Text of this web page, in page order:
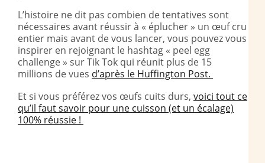
L’histoire ne dit pas combien de tentatives sont
nécessaires avant réussir à « éplucher » un œuf cru
entier mais avant de vous lancer, vous pouvez vous
inspirer en rejoignant le hashtag « peel egg
challenge » sur Tik Tok qui réunit plus de 15
millions de vues d’après le Huffington Post.
Et si vous préférez vos œufs cuits durs, voici tout ce
qu’il faut savoir pour une cuisson (et un écalage)
100% réussie !